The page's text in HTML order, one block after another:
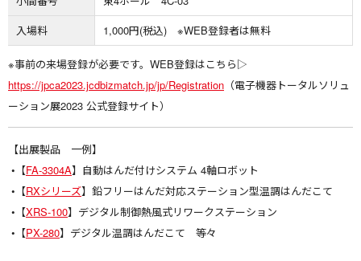
入場料
1,000円(税込) ※WEB登録者は無料
※事前の来場登録が必要です。WEB登録はこちら▷
https://jpca2023.jcdbizmatch.jp/jp/Registration （電子機器トータルソリュ
ーション展2023 公式登録サイト）
【出展製品 一例】
•【FA-3304A】自動はんだ付けシステム 4軸ロボット
•【RXシリーズ】鉛フリーはんだ対応ステーション型温調はんだこて
•【XRS-100】デジタル制御熱風式リワークステーション
•【PX-280】デジタル温調はんだこて 等々